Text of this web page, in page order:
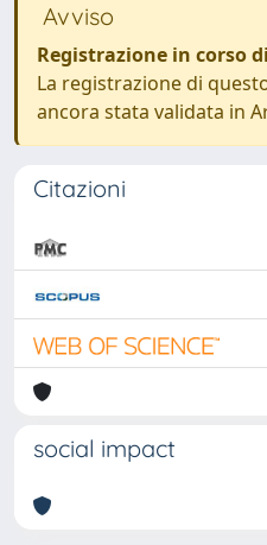
Avviso
Registrazione in corso
La registrazione di
ancora stata validata in
Citazioni
social impact